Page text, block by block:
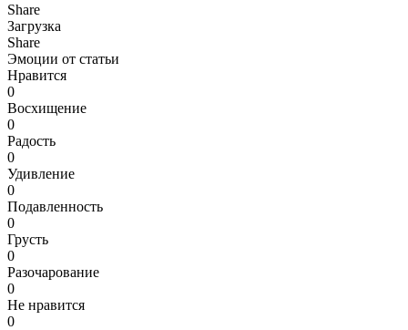
Share
Загрузка
Share
Эмоции от статьи
Нравится
0
Восхищение
0
Радость
0
Удивление
0
Подавленность
0
Грусть
0
Разочарование
0
Не нравится
0